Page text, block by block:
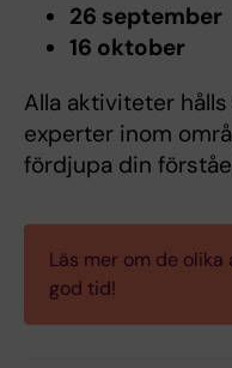
26 september
16 oktober
Alla aktiviteter
experter inom
fördjupa din
Läs mer om de
god tid!